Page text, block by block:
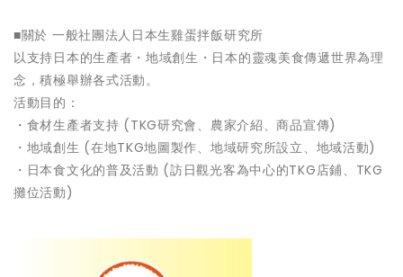
■關於 一般社團法人日本生雞蛋拌飯研究所
以支持日本的生產者・地域創生・日本的靈魂美食傳遞世界為理
念，積極舉辦各式活動。
活動目的：
・食材生產者支持 (TKG研究會、農家介紹、商品宣傳)
・地域創生 (在地TKG地圖製作、地域研究所設立、地域活動)
・日本食文化的普及活動 (訪日觀光客為中心的TKG店鋪、TKG
攤位活動)